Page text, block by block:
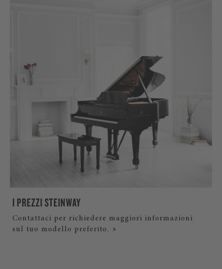
I PREZZI STEINWAY
Contattaci per richiedere maggiori informazioni
sul tuo modello preferito.